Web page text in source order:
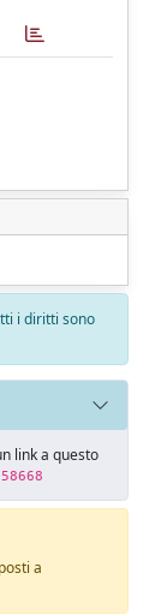
i diritti sono
link a questo
a